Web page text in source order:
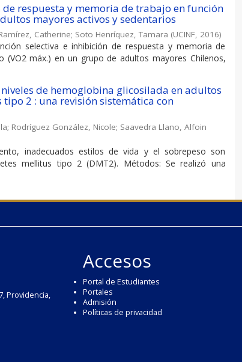
respuesta y memoria de trabajo en función
mayores activos y sedentarios
Catherine; Soto Henríquez, Tamara (UCINF, 2016)
selectiva e inhibición de respuesta y memoria de
máx.) en un grupo de adultos mayores Chilenos,
de hemoglobina glicosilada en adultos
2 : una revisión sistemática con
; Rodríguez González, Nicole; Saavedra Llano, Alfoin
inadecuados estilos de vida y el sobrepeso son
mellitus tipo 2 (DMT2). Métodos: Se realizó una
Providencia,
Accesos
Portal de Estudiantes
Portales
Admisión
Políticas de privacidad